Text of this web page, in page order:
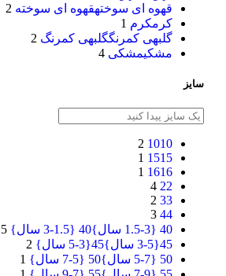
قهوه ای سوختهقهوه ای سوخته 2
کرمکرم 1
گلبهی کمرنگ گلبهی کمرنگ 2
مشکیمشکی 4
سایز
10 10
2
15
15
1
16
16
1
2
4
3
2
4
3
40 {1.5-3 سال}
40 {1.5-3 سال}
5
45{3-5 سال}
45{3-5 سال}
2
50 {5-7 سال}
50 {5-7 سال}
1